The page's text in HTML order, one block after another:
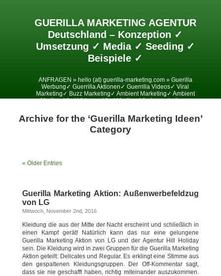
GUERILLA MARKETING AGENTUR
Deutschland – Konzeption ✓
Umsetzung ✓ Media ✓ Seeding ✓
Beispiele ✓
ANFRAGEN » hello (at) guerilla-marketing.com » Guerilla
Werbung✓ Guerrilla Aktionen✓ Guerrilla Videos✓ Viral
Marketing✓ Buzz Marketing✓ Ambient Marketing✓ Ambient
Media✓ Viral Videos✓ Viral Media✓ Viralesmarketing✓
Archive for the ‘Guerilla Marketing Ideen’
Category
« Older Entries
Guerilla Marketing Aktion: Außenwerbefeldzug
von LG
Mittwoch, November 2nd, 2016
Kleidung die aus der Mitte der Nacht erscheint und schließlich in
einen Kampf gerät! Natürlich kann das nur eine gelungene
Guerilla Marketing Aktion von LG und der Agentur Hill Holiday
sein. Die Kleidung wird in zwei Gruppen für die Guerilla Marketing
Aktion geteilt: Delicates und Regular. Es erklingt eine Stimme aus
den gespaltenen Kleidungsgruppen. Der Off-Kommentar sagt,
dass sie nie geschafft haben, richtig miteinander auszukommen.